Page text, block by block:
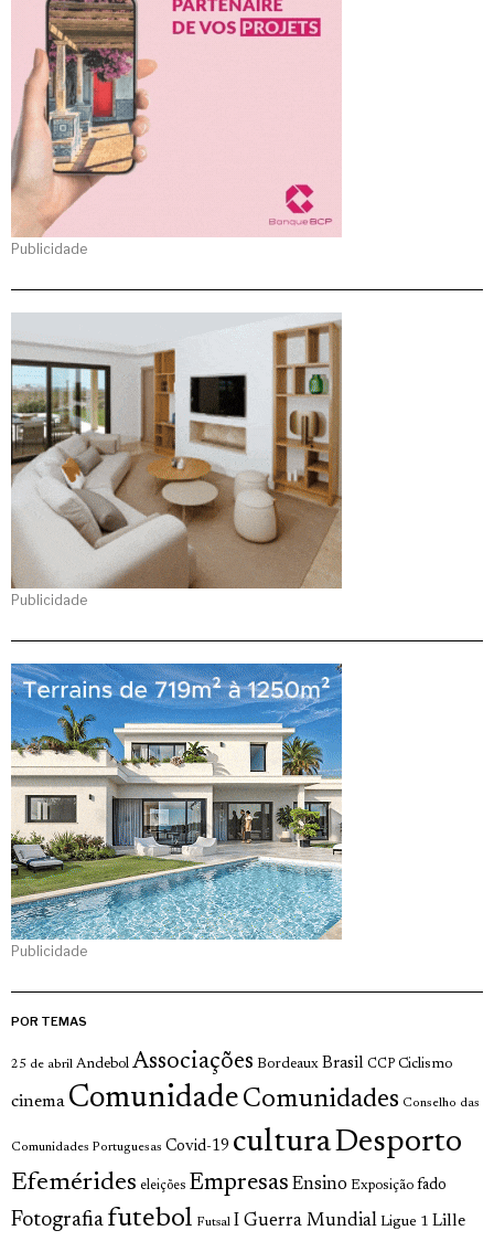
Publicidade
Publicidade
Publicidade
POR TEMAS
25 de abril Andebol Associações Bordeaux Brasil CCP Ciclismo
cinema Comunidade Comunidades Conselho das
Comunidades Portuguesas Covid-19 culturaDesporto
Efemérides eleições Empresas Ensino Exposição fado
Fotografia futebol Futsal I Guerra Mundial Ligue 1 Lille